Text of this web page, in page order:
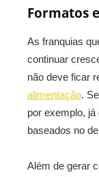
Formatos
As franquias
continuar
não deve ficar
alimentação.
por exemplo,
baseados no
Além de gerar